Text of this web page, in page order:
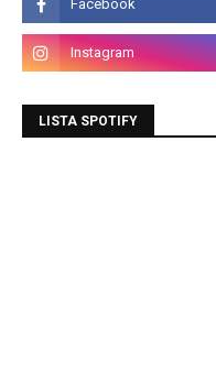
LISTA SPOTIFY